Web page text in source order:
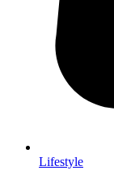
Lifestyle